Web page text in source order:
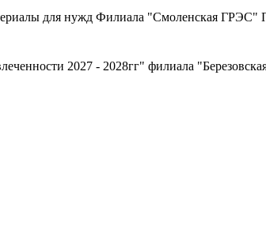
для нужд Филиала "Смоленская
2027 - 2028гг" филиала